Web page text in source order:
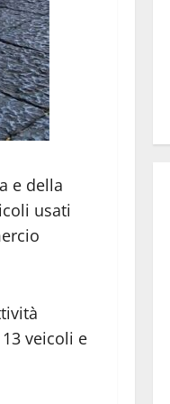
e della
usati
veicoli e